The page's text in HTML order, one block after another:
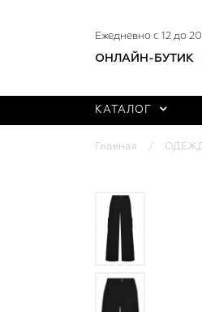
Ежедневно с 12 до 20
ОНЛАЙН-БУТИК
КАТАЛОГ
Главная